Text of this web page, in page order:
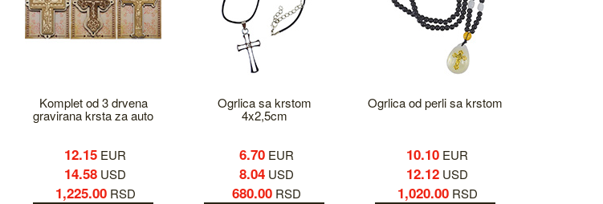
Komplet od 3 drvena
gravirana krsta za auto
12.15 EUR
14.58 USD
1,225.00RSD
Ogrlica sa krstom
4x2,5cm
6.70EUR
8.04USD
680.00RSD
Ogrlica od perli sa krstom
10.10 EUR
12.12 USD
1,020.00RSD